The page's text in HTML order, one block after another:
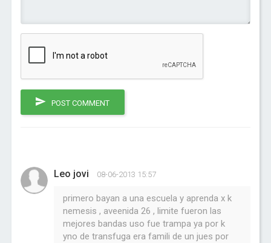
POST COMMENT
Leo jovi 08-06-2013 15:57
primero bayan a una escuela y aprenda x k
nemesis , aveenida 26 , limite fueron las
mejores bandas uso fue trampa ya por k
yno de transfuga era famili de un jues por